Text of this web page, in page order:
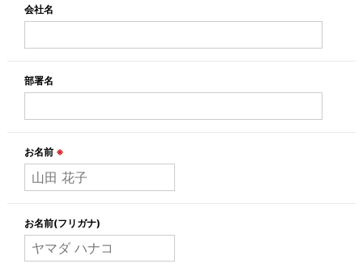
会社名
部署名
お名前 ※
お名前(フリガナ)